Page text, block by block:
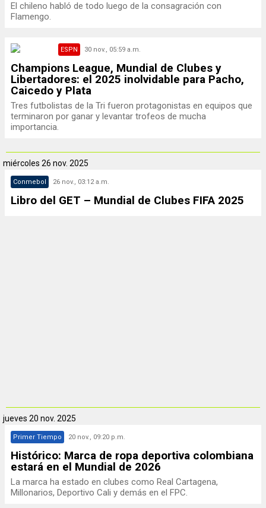
El chileno habló de todo luego de la consagración con
Flamengo.
ESPN 30 nov., 05:59 a.m.
Champions League, Mundial de Clubes y
Libertadores: el 2025 inolvidable para Pacho,
Caicedo y Plata
Tres futbolistas de la Tri fueron protagonistas en equipos que
terminaron por ganar y levantar trofeos de mucha
importancia.
miércoles 26 nov. 2025
Conmebol 26 nov., 03:12 a.m.
Libro del GET – Mundial de Clubes FIFA 2025
jueves 20 nov. 2025
Primer Tiempo 20 nov., 09:20 p.m.
Histórico: Marca de ropa deportiva colombiana
estará en el Mundial de 2026
La marca ha estado en clubes como Real Cartagena,
Millonarios, Deportivo Cali y demás en el FPC.